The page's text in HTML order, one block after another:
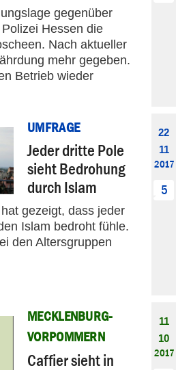
gegenüber
Hessen die
Nach aktueller
mehr gegeben.
Betrieb wieder
UMFRAGE
Jeder dritte Pole
sieht Bedrohung
durch Islam
gezeigt, dass jeder
Islam bedroht fühle.
den Altersgruppen
22
11
2017
5
MECKLENBURG-
VORPOMMERN
Caffier sieht in
11
10
2017